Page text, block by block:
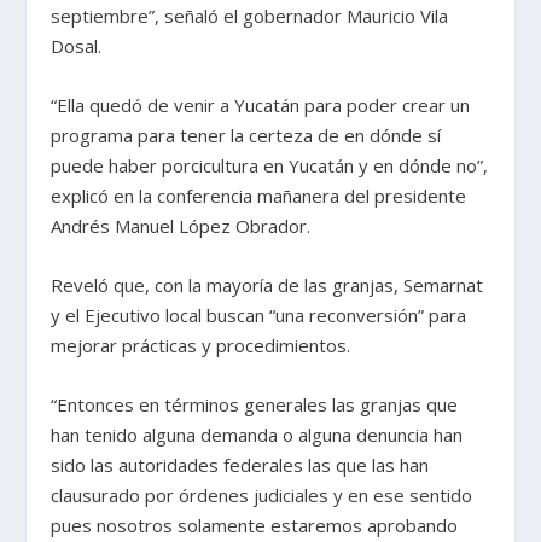
septiembre”, señaló el gobernador Mauricio Vila
Dosal.
“Ella quedó de venir a Yucatán para poder crear un
programa para tener la certeza de en dónde sí
puede haber porcicultura en Yucatán y en dónde no”,
explicó en la conferencia mañanera del presidente
Andrés Manuel López Obrador.
Reveló que, con la mayoría de las granjas, Semarnat
y el Ejecutivo local buscan “una reconversión” para
mejorar prácticas y procedimientos.
“Entonces en términos generales las granjas que
han tenido alguna demanda o alguna denuncia han
sido las autoridades federales las que las han
clausurado por órdenes judiciales y en ese sentido
pues nosotros solamente estaremos aprobando